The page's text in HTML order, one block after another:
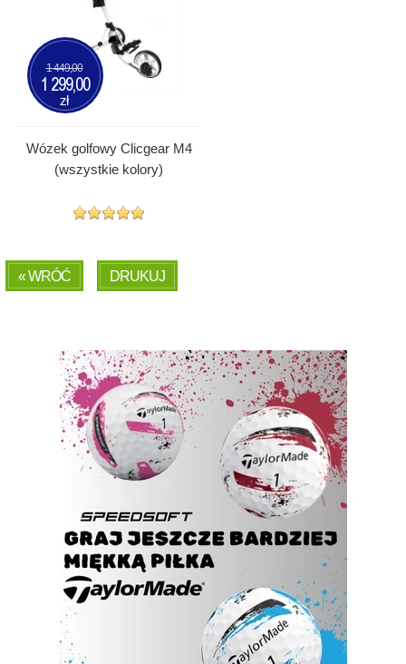
Wózek golfowy Clicgear M4
(wszystkie kolory)
1 449,00
1 299,00
zł
« WRÓĆ DRUKUJ